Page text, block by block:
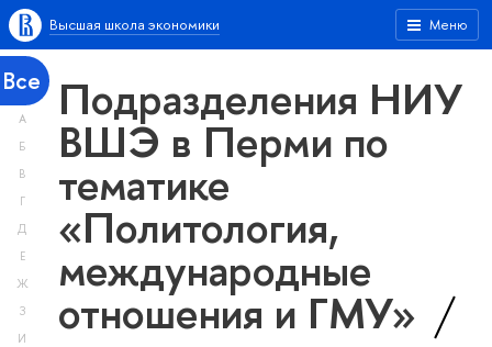
Меню
Высшая школа экономики
Все
А
Б
В
Г
Д
Е
Ж
З
И
Подразделения НИУ
ВШЭ в Перми по
тематике
«Политология,
международные
отношения и ГМУ»